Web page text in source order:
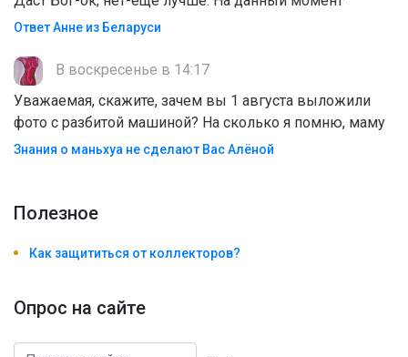
Ответ Анне из Беларуси
В воскресенье в 14:17
Уважаемая, скажите, зачем вы 1 августа выложили
фото с разбитой машиной? На сколько я помню, маму
Знания о маньхуа не сделают Вас Алëной
Полезноe
Как защититься от коллекторов?
Опрос на сайте